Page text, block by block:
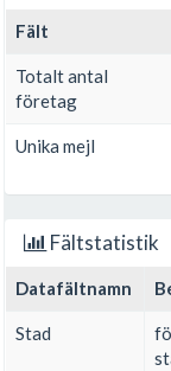
Fält
Totalt antal
företag
Unika mejl
Fältstatistik
Datafältnamn
Stad